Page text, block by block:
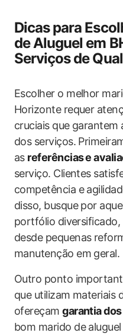
Dicas para
de Aluguel em
Serviços‍ de
Escolher o melhor
Horizonte requer
cruciais que garantem
dos serviços.
as referências⁣ e
serviço. Clientes
competência e
disso, busque por
portfólio diversificado,
desde pequenas
manutenção em geral.
Outro ponto
que utilizam materiais
ofereçamgarantia
bom marido de